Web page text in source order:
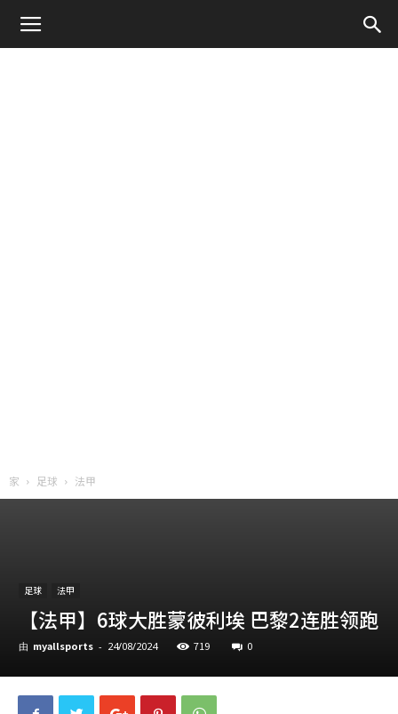
家 足球 法甲
足球 法甲
【法甲】6球大胜蒙彼利埃 巴黎2连胜领跑
由 myallsports - 24/08/2024 719 0